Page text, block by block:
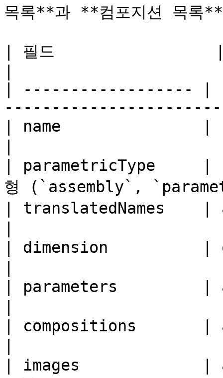
목록**과 **컴포지션 목록
| 필드                 |
| ------------------
| name               |
| parametricType     |
형 (`assembly`,
| translatedNames
| dimension          |
| parameters         |
| compositions       |
| images             |